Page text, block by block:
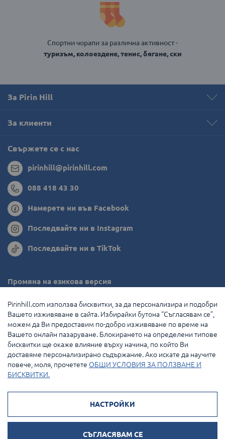
Спортни чорапи за различна активност -
туризъм, колоездене, тенис, бягане, ски
За Pirin Hill
За клиенти
Свържете се с нас
pirinhill@pirinhill.com
088 418 43 30
Намерете ни във Facebook
Последвайте ни в Instagram
Последвайте ни в TikTok
Промяна на езикова версия
Румъния
Гърция
Нидерландия
Франция
Начини на плащане:
Pirinhill.com използва бисквитки, за да персонализира и подобри
Вашето изживяване в сайта. Избирайки бутона “Съгласявам се”,
можем да Ви предоставим по-добро изживяване по време на
Вашето онлайн пазаруване. Блокирането на определени типове
бисквитки ще окаже влияние върху начина, по който Ви
доставяме персонализирано съдържание. Ако искате да научите
повече, моля, прочетете ОБЩИ УСЛОВИЯ ЗА ПОЛЗВАНЕ И
БИСКВИТКИ.
СЪГЛАСЯВАМ СЕ
НАСТРОЙКИ